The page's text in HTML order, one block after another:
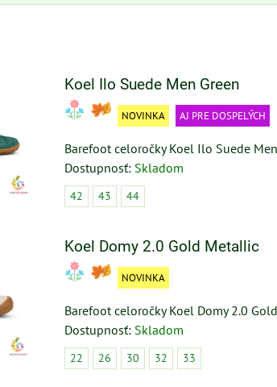
Koel Ilo Suede Men Green
NOVINKA AJ PRE DOSPELÝCH
Barefoot celoročky Koel Ilo Suede
Dostupnosť: Skladom
42 43 44
Koel Domy 2.0 Gold Metallic
NOVINKA
Barefoot celoročky Koel Domy 2.0
Dostupnosť: Skladom
22 26 30 32 33